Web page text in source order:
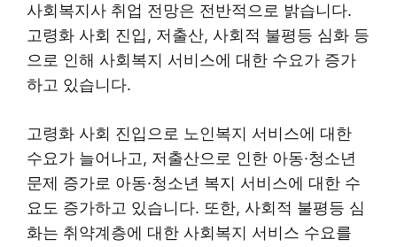
사회복지사 취업 전망은 전반적으로 밝습니다.
고령화 사회 진입, 저출산, 사회적 불평등 심화 등
으로 인해 사회복지 서비스에 대한 수요가 증가
하고 있습니다.
고령화 사회 진입으로 노인복지 서비스에 대한
수요가 늘어나고, 저출산으로 인한 아동·청소년
문제 증가로 아동·청소년 복지 서비스에 대한 수
요도 증가하고 있습니다. 또한, 사회적 불평등 심
화는 취약계층에 대한 사회복지 서비스 수요를